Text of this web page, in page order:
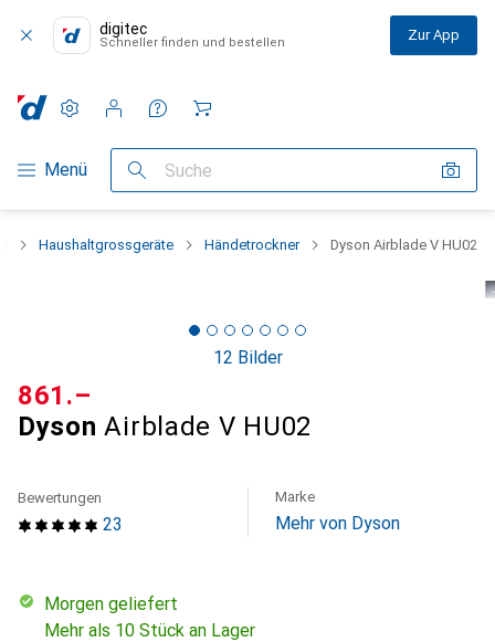
digitec
Schneller finden und bestellen Zur App
Navigation nach Kategorien
Menü Suche
Einstellungen
Kundenkonto
Vergleichslisten
Merklisten
Warenkorb
Haushaltgrossgeräte Händetrockner Dyson Airblade V HU02
12 Bilder
Dyson Airblade V HU02
CHF
861.–
23
Bewertungen Marke
Mehr von Dyson
morgen geliefert
Mehr als 10 Stück an Lager